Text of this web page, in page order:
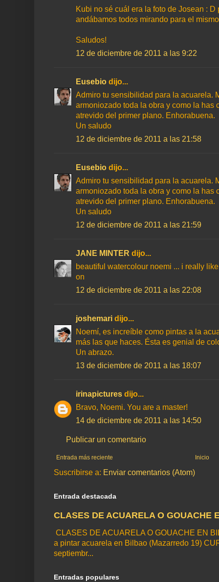
Kubi no sé cuál era la foto de Josean :
andábamos todos mirando para el
Saludos!
12 de diciembre de 2011 a las 9:22
Eusebio dijo...
Admiro tu sensibilidad para la acuarela.
armoniozado toda la obra y como la has
atrevido del primer plano. Enhorabuena.
Un saludo
12 de diciembre de 2011 a las 21:58
Eusebio dijo...
Admiro tu sensibilidad para la acuarela.
armoniozado toda la obra y como la has
atrevido del primer plano. Enhorabuena.
Un saludo
12 de diciembre de 2011 a las 21:59
JANE MINTER dijo...
beautiful watercolour noemi ... i really
on
12 de diciembre de 2011 a las 22:08
joshemari dijo...
Noemí, es increíble como pintas a la
más las que haces. Ésta es genial de
Un abrazo.
13 de diciembre de 2011 a las 18:07
irinapictures dijo...
Bravo, Noemi. You are a master!
14 de diciembre de 2011 a las 14:50
Publicar un comentario
Entrada más reciente Inicio
Suscribirse a: Enviar comentarios (Atom)
Entrada destacada
CLASES DE ACUARELA O GOUACHE
CLASES DE ACUARELA O GOUACHE EN
a pintar acuarela en Bilbao (Mazarredo 19)
septiembr...
Entradas populares